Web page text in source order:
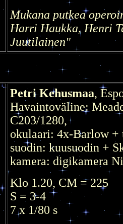
Mukana putkea
Harri Haukka, Henri
Juutilainen"
Petri Kehusmaa,
Havaintoväline:
C203/1280,
okulaari: 4x-Barlow +
suodin: kuusuodin +
kamera: digikamera
Klo 1.20, CM = 225
S = 3-4
7 x 1/80 s